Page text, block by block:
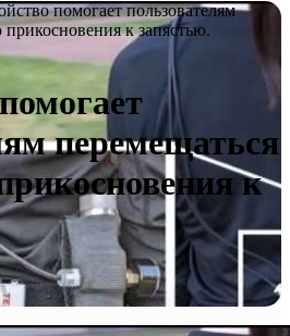
помогает пользователям
к запястью.
перемещаться
к